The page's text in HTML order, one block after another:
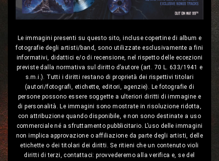
Le immagini presenti su questo sito, incluse copertine di album e
fotografie degli artisti/band, sono utilizzate esclusivamente a fini
informativi, didattici e/o di recensione, nel rispetto delle eccezioni
previste dalla normativa sul diritto d’autore (art. 70 L. 633/1941 e
s.m.i.). Tutti i diritti restano di proprietà dei rispettivi titolari
(autori/fotografi, etichette, editori, agenzie). Le fotografie di
persone possono essere soggette a ulteriori diritti di immagine e
di personalità. Le immagini sono mostrate in risoluzione ridotta,
con attribuzione quando disponibile, e non sono destinate a uso
commerciale né a sfruttamento pubblicitario. L’uso delle immagini
non implica approvazione o affiliazione da parte degli artisti, delle
etichette o dei titolari dei diritti. Se ritieni che un contenuto violi
diritti di terzi, contattaci: provvederemo alla verifica e, se del